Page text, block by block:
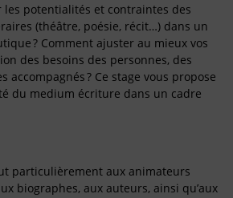
potentialités et contraintes des
(théâtre, poésie, récit…) dans un
? Comment ajuster au mieux vos
des besoins des personnes, des
accompagnés ? Ce stage vous propose
du medium écriture dans un cadre
particulièrement aux animateurs
biographes, aux auteurs, ainsi qu’aux